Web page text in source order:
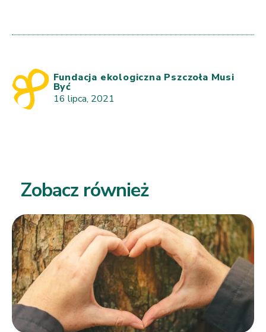
Fundacja ekologiczna Pszczoła Musi
Być
16 lipca, 2021
Zobacz również